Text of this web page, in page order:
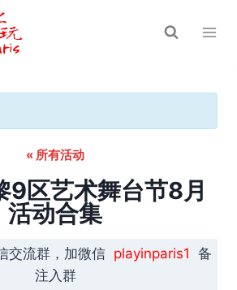
« 所有活动
区艺术舞台节8月
活动合集
交流群，加微信 playinparis1 备
注入群